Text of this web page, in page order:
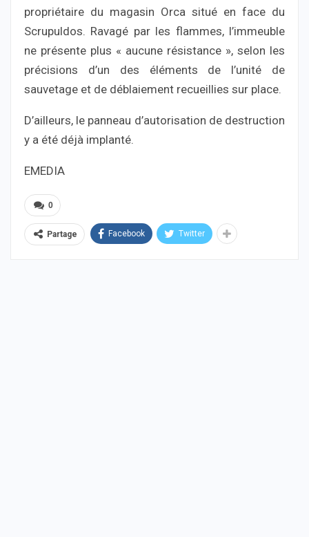
propriétaire du magasin Orca situé en face du
Scrupuldos. Ravagé par les flammes, l’immeuble
ne présente plus « aucune résistance », selon les
précisions d’un des éléments de l’unité de
sauvetage et de déblaiement recueillies sur place.
D’ailleurs, le panneau d’autorisation de destruction
y a été déjà implanté.
EMEDIA
0
Partage Facebook Twitter